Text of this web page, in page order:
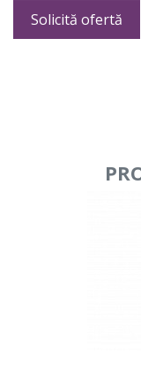
Solicită ofertă